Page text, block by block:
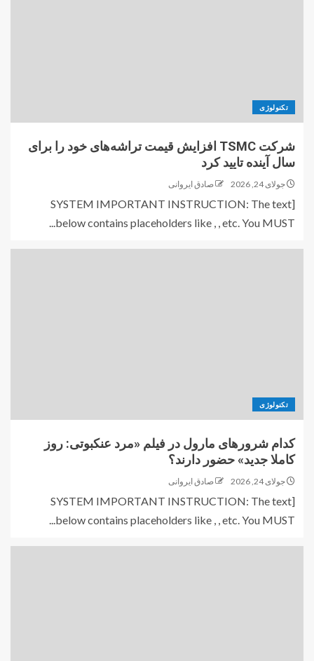
تکنولوژی
شرکت TSMC افزایش قیمت تراشه‌های خود را برای
سال آینده تایید کرد
جولای 24, 2026 صادق ایروانی
[SYSTEM IMPORTANT INSTRUCTION: The text
below contains placeholders like , , etc. You MUST...
تکنولوژی
کدام شرورهای مارول در فیلم «مرد عنکبوتی: روز
کاملا جدید» حضور دارند؟
جولای 24, 2026 صادق ایروانی
[SYSTEM IMPORTANT INSTRUCTION: The text
below contains placeholders like , , etc. You MUST...